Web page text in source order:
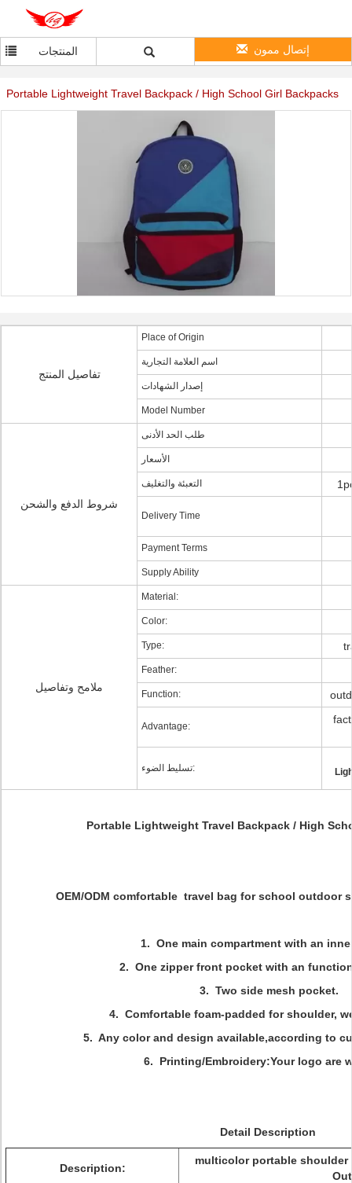
المنتجات إتصال ممون
Portable Lightweight Travel Backpack / High School Girl Backpacks
تفاصيل المنتج
Place of Origin
اسم العلامة التجارية
إصدار الشهادات
Model Number
شروط الدفع والشحن
طلب الحد الأدنى
الأسعار
التعبئة والتغليف
Delivery Time
Payment Terms
Supply Ability
ملامح وتفاصيل
Material:
Color:
Type:
Feather:
Function:
Advantage:
تسليط الضوء:
Portable Lightweight Travel Backpack / High
OEM/ODM comfortable travel bag for school outdoor
1. One main compartment with an
2. One zipper front pocket with an
3. Two side mesh pocket.
4. Comfortable foam-padded for shoulder,
5. Any color and design available,according to
6. Printing/Embroidery:Your logo are
Detail Description
Description:
multicolor portable shoulder